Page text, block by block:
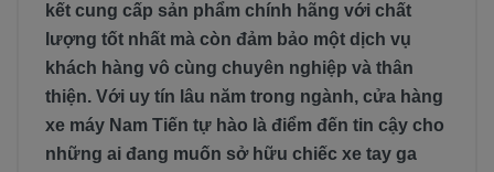
kết cung cấp sản phẩm chính hãng với chất
lượng tốt nhất mà còn đảm bảo một dịch vụ
khách hàng vô cùng chuyên nghiệp và thân
thiện. Với uy tín lâu năm trong ngành, cửa hàng
xe máy Nam Tiến tự hào là điểm đến tin cậy cho
những ai đang muốn sở hữu chiếc xe tay ga